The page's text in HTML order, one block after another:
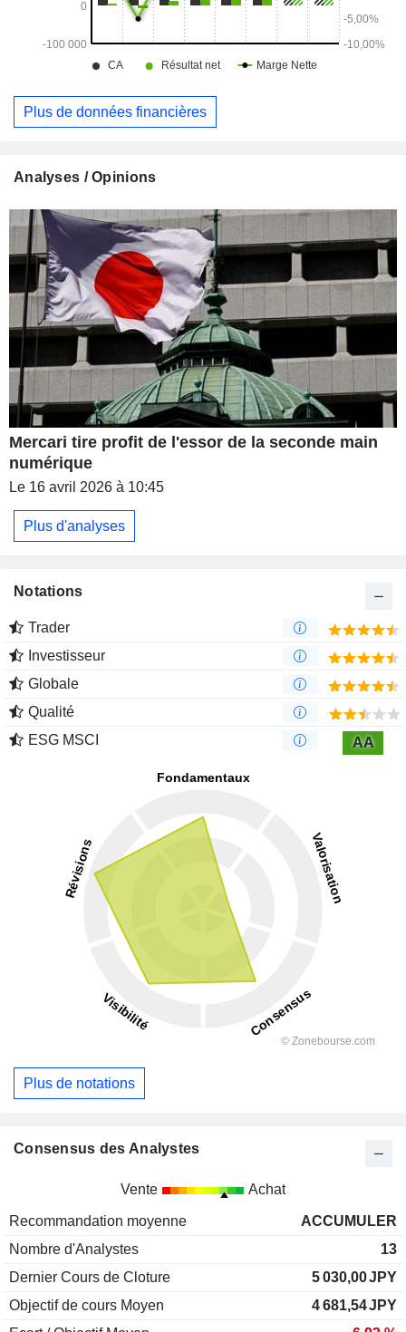
Plus de données financières
Analyses / Opinions
Mercari tire profit de l'essor de la seconde main
numérique
Le 16 avril 2026 à 10:45
Plus d'analyses
Notations
Trader
Investisseur
Globale
Qualité
ESG MSCI
AA
Plus de notations
Consensus des Analystes
Vente Achat
Recommandation moyenne
ACCUMULER
Nombre d'Analystes
13
Dernier Cours de Cloture
5 030,00JPY
Objectif de cours Moyen
4 681,54JPY